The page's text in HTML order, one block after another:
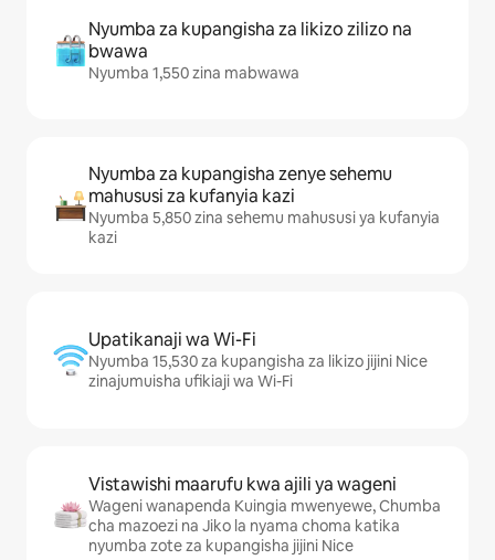
Nyumba za kupangisha za likizo zilizo na
bwawa
Nyumba 1,550 zina mabwawa
Nyumba za kupangisha zenye sehemu
mahususi za kufanyia kazi
Nyumba 5,850 zina sehemu mahususi ya kufanyia
kazi
Upatikanaji wa Wi-Fi
Nyumba 15,530 za kupangisha za likizo jijini Nice
zinajumuisha ufikiaji wa Wi-Fi
Vistawishi maarufu kwa ajili ya wageni
Wageni wanapenda Kuingia mwenyewe, Chumba
cha mazoezi na Jiko la nyama choma katika
nyumba zote za kupangisha jijini Nice